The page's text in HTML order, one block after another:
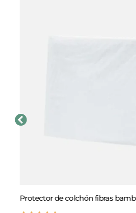
Protector de colchón fibras bambú